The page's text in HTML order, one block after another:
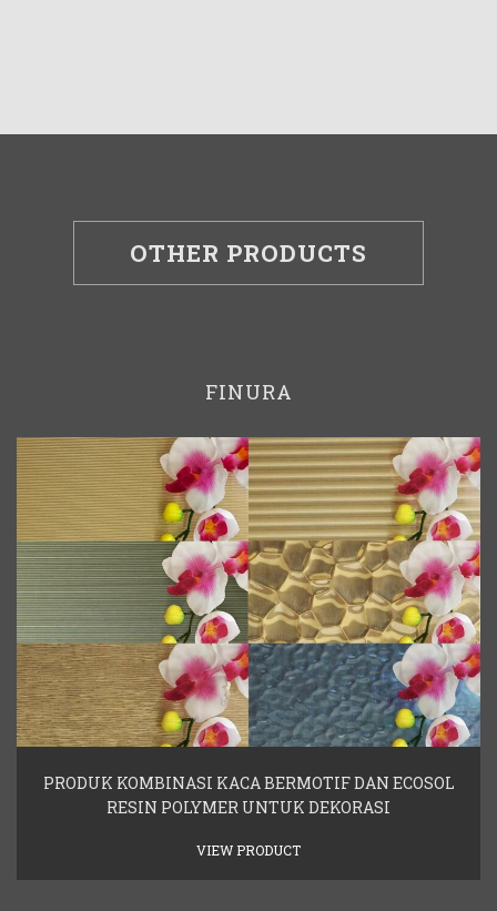
OTHER PRODUCTS
FINURA
PRODUK KOMBINASI KACA BERMOTIF DAN ECOSOL
RESIN POLYMER UNTUK DEKORASI
VIEW PRODUCT